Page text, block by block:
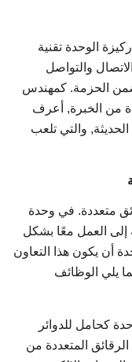
الوحدة تقنية
والتواصل
ضمن الحزمة. كمهندس
من الخبرة, أعرف
الحديثة, والتي تلعب
متعددة. في وحدة
إلى العمل معًا بشكل
أن يكون هذا التعاون
يلي الوظائف
كحامل للدوائر
المتعددة من